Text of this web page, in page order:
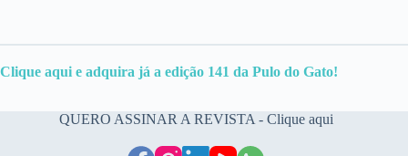
Clique aqui e adquira já a edição 141 da Pulo do Gato!
QUERO ASSINAR A REVISTA - Clique aqui